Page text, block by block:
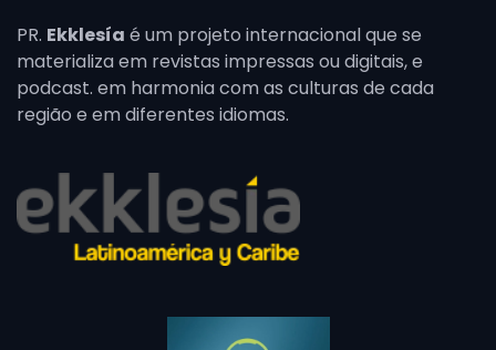
PR. Ekklesía é um projeto internacional que se
materializa em revistas impressas ou digitais, e
podcast. em harmonia com as culturas de cada
região e em diferentes idiomas.